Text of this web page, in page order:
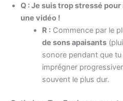
Q : Je suis trop stressé
une vidéo !
R :Commence par le
de sons apaisants
sonore pendant que
imprégner
souvent le plus dur.